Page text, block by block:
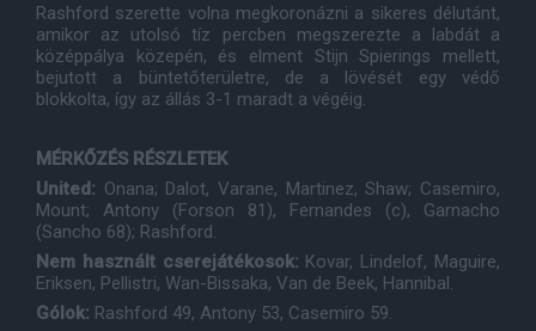
Rashford szerette volna megkoronázni a sikeres délutánt,
amikor az utolsó tíz percben megszerezte a labdát a
középpálya közepén, és elment Stijn Spierings mellett,
bejutott a büntetőterületre, de a lövését egy védő
blokkolta, így az állás 3-1 maradt a végéig.
MÉRKŐZÉS RÉSZLETEK
United: Onana; Dalot, Varane, Martinez, Shaw; Casemiro,
Mount; Antony (Forson 81), Fernandes (c), Garnacho
(Sancho 68); Rashford.
Nem használt cserejátékosok: Kovar, Lindelof, Maguire,
Eriksen, Pellistri, Wan-Bissaka, Van de Beek, Hannibal.
Gólok: Rashford 49, Antony 53, Casemiro 59.